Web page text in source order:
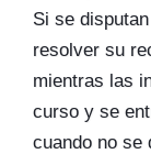
Si se
resolver su
mientras las
curso y se
cuando no se